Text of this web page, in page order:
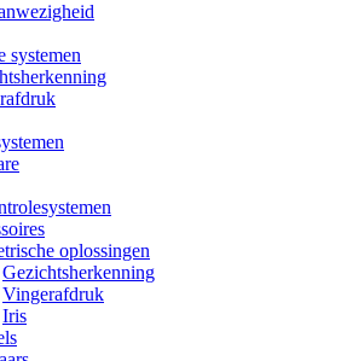
systemen
oplossingen
Gezichtsherkenning
Vingerafdruk
Iris